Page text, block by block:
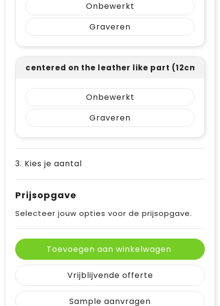
Onbewerkt
Graveren
centered on the leather like part (12cm²)
Onbewerkt
Graveren
3. Kies je aantal
Prijsopgave
Selecteer jouw opties voor de prijsopgave.
Toevoegen aan winkelwagen
Vrijblijvende offerte
Sample aanvragen